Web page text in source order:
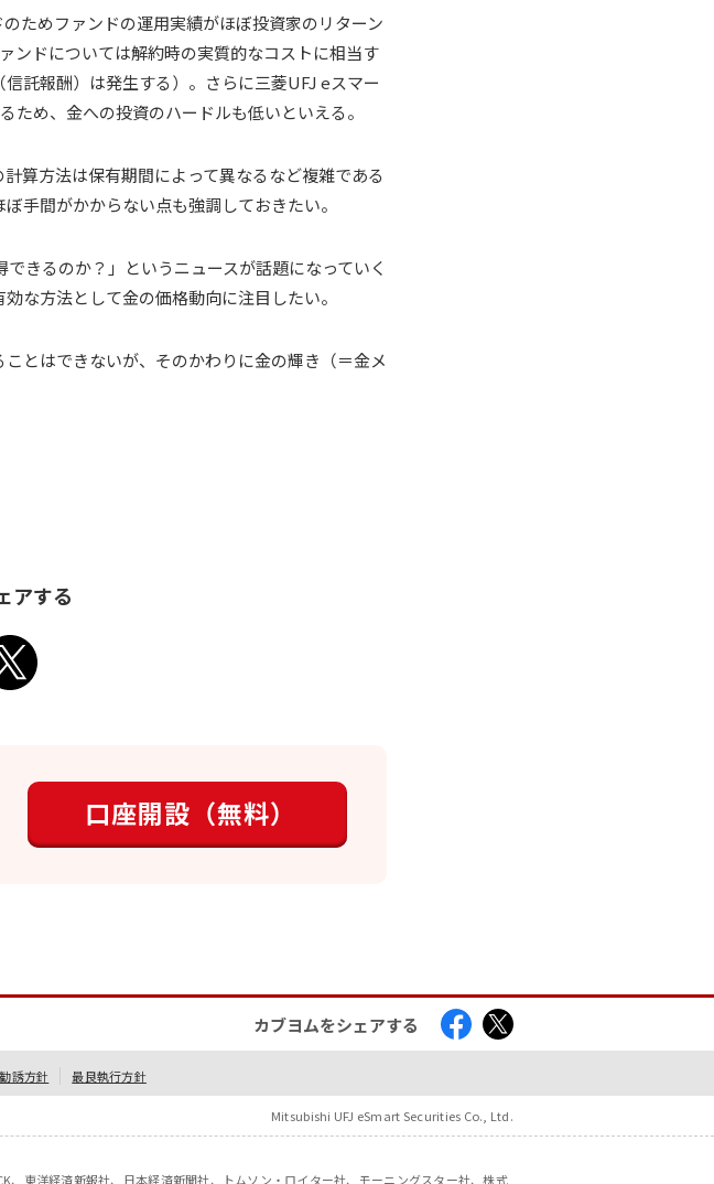
ためファンドの運用実績がほぼ投資家のリターン
ンドについては解約時の実質的なコストに相当す
託報酬）は発生する）。さらに三菱UFJ eスマー
ため、金への投資のハードルも低いといえる。
算方法は保有期間によって異なるなど複雑である
手間がかからない点も強調しておきたい。
きるのか？」というニュースが話題になっていく
な方法として金の価格動向に注目したい。
とはできないが、そのかわりに金の輝き（＝金メ
アする
口座開設（無料）
カブヨムをシェアする
勧誘方針 最良執行方針
Mitsubishi UFJ eSmart Securities Co., Ltd.
東洋経済新報社、日本経済新聞社、トムソン・ロイター社、モーニングスター社、株式